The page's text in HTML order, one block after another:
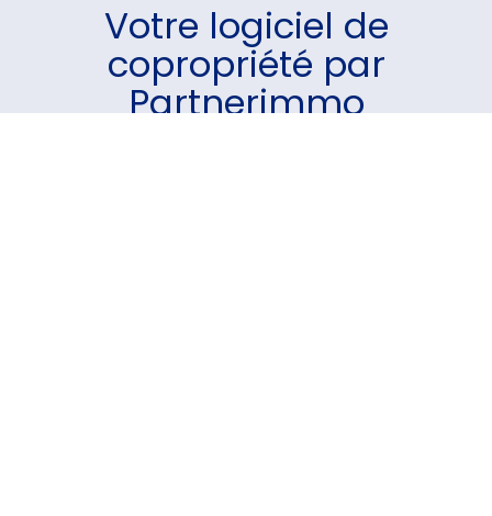
Votre logiciel de
copropriété par
Partnerimmo